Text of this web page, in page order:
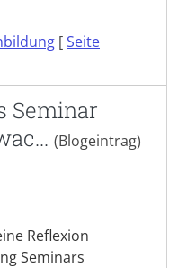
[Seite
Seminar
(Blogeintrag)
Reflexion
Seminars